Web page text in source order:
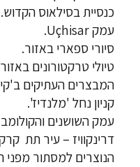
כנסיית בסילאוס הקדוש.
עמק Uçhisar.
סיורי ספארי באזור.
טיולי טרקטורונים
המבצרים העתיקים
קניון נחל 'מלנדיז'.
עמק השושנים
דרינקוויז – עיר תת
הנוצרים למסתור מפני